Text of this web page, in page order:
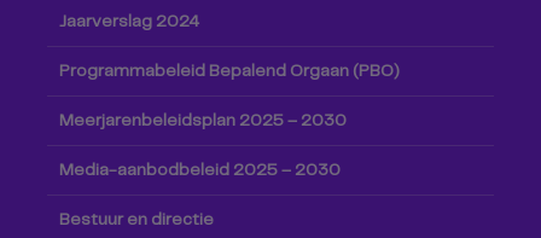
Jaarverslag 2024
Programmabeleid Bepalend Orgaan (PBO)
Meerjarenbeleidsplan 2025 – 2030
Media-aanbodbeleid 2025 – 2030
Bestuur en directie